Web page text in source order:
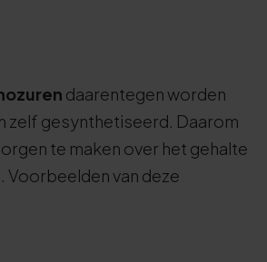
daarentegen worden
zelf gesynthetiseerd. Daarom
te maken over het gehalte
Voorbeelden van deze